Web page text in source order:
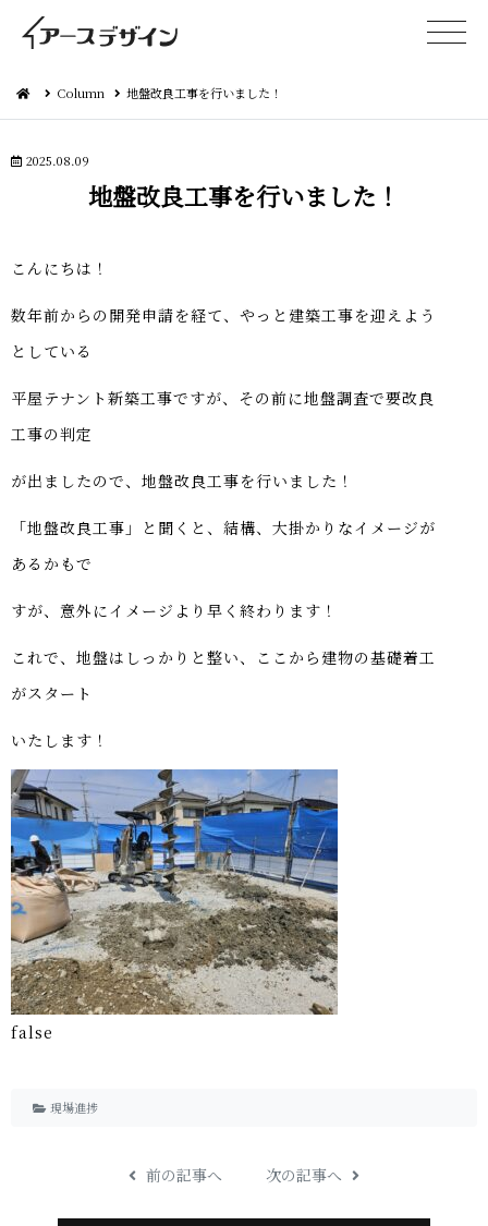
Column 地盤改良工事を行いました！
2025.08.09
地盤改良工事を行い ま し た ！
こん に ち は ！
数年前からの開発申請を経て、やっと建築工事を迎えよう
と し て い る
平屋テナント新築工事ですが、その前に地盤調査で要改良
工 事 の 判 定
が出ましたので、地盤改良工事を行い ま し た ！
「地盤改良工事」と聞くと、結構、大掛かりなイメージが
あ る か も で
すが、意外にイメージより早く終わ り ま す ！
これで、地盤はしっかりと整い、ここから建物の基礎着工
が ス タ ー ト
いた し ま す ！
f a l s e
現場進捗
前の記事へ 次の記事へ